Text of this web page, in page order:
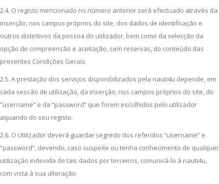
2.4. O registo mencionado no número anterior será efectuado através da
inserção, nos campos próprios do site, dos dados de identificação e
outros distintivos da pessoa do utilizador, bem como da selecção da
opção de compreensão e aceitação, sem reservas, do conteúdo das
presentes Condições Gerais.
2.5. A prestação dos serviços disponibilizados pela nauti4u depende, em
cada sessão de utilização, da inserção, nos campos próprios do site, do
“username” e da “password” que forem escolhidos pelo utilizador
aquando do seu registo.
2.6. O Utilizador deverá guardar segredo dos referidos “username” e
“password”, devendo, caso suspeite ou tenha conhecimento de qualquer
utilização indevida de tais dados por terceiros, comunicá-lo à nauti4u,
com vista à sua alteração.